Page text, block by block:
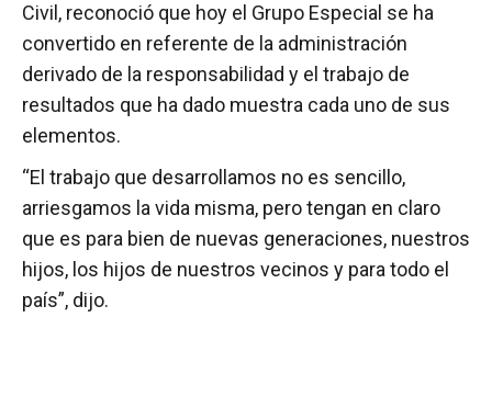
Civil, reconoció que hoy el Grupo Especial se ha
convertido en referente de la administración
derivado de la responsabilidad y el trabajo de
resultados que ha dado muestra cada uno de sus
elementos.
“El trabajo que desarrollamos no es sencillo,
arriesgamos la vida misma, pero tengan en claro
que es para bien de nuevas generaciones, nuestros
hijos, los hijos de nuestros vecinos y para todo el
país”, dijo.